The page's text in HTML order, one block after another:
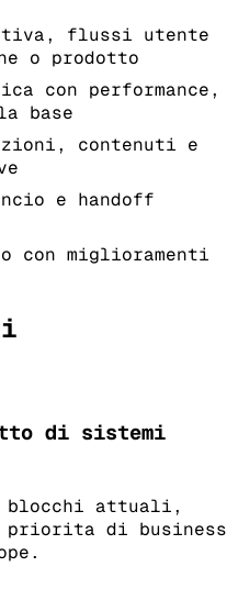
flussi utente
o prodotto
con performance,
base
contenuti e
e handoff
con miglioramenti
di sistemi
blocchi attuali,
priorita di business